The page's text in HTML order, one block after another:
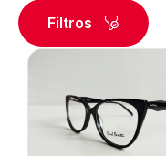
Filtros